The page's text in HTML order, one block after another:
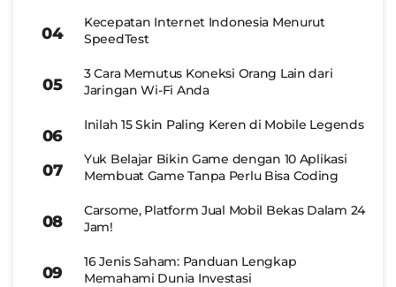
Kecepatan Internet Indonesia Menurut
SpeedTest
3 Cara Memutus Koneksi Orang Lain dari
Jaringan Wi-Fi Anda
Inilah 15 Skin Paling Keren di Mobile Legends
Yuk Belajar Bikin Game dengan 10 Aplikasi
Membuat Game Tanpa Perlu Bisa Coding
Carsome, Platform Jual Mobil Bekas Dalam 24
Jam!
16 Jenis Saham: Panduan Lengkap
Memahami Dunia Investasi